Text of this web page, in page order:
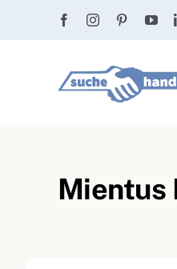
Mientus